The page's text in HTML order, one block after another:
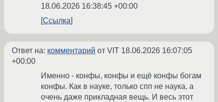
18.06.2026 16:38:45 +00:00
Ссылка
Ответ на: комментарий от VIT 18.06.2026 16:07:05
+00:00
Именно - конфы, конфы и ещё конфы богам
конфы. Как в науке, только спп не наука, а
очень даже прикладная вещь. И весь этот